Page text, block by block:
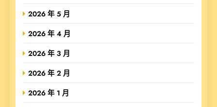
2026 年 5 月
2026 年 4 月
2026 年 3 月
2026 年 2 月
2026 年 1 月